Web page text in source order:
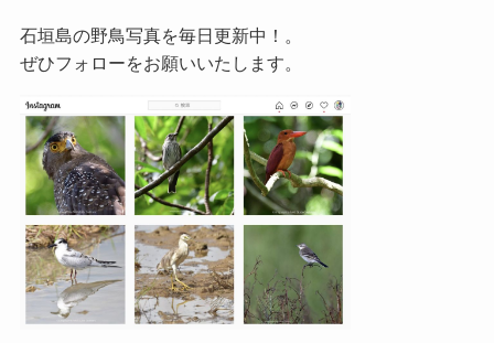
石垣島の野鳥写真を毎日更新中！。
ぜひフォローをお願いいたします。